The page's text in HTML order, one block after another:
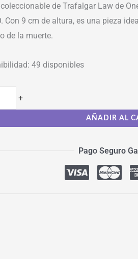
de Trafalgar Law de
Con 9 cm de altura, es una pieza
de la muerte.
49 disponibles
+
AÑADIR AL
Pago Seguro